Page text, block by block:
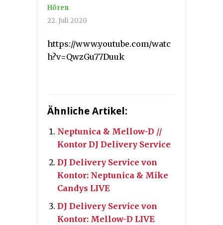
Hören
22. Juli 2020
https://www.youtube.com/watc
h?v=QwzGu77Duuk
Ähnliche Artikel:
Neptunica & Mellow-D //
Kontor DJ Delivery Service
DJ Delivery Service von
Kontor: Neptunica & Mike
Candys LIVE
DJ Delivery Service von
Kontor: Mellow-D LIVE